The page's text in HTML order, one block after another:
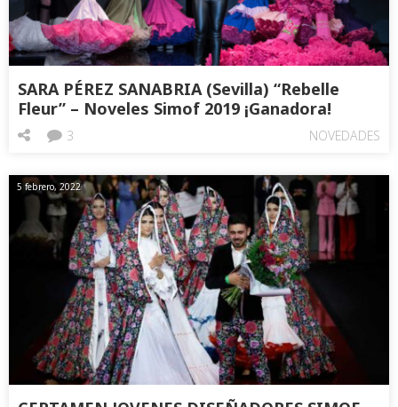
SARA PÉREZ SANABRIA (Sevilla) “Rebelle
Fleur” – Noveles Simof 2019 ¡Ganadora!
NOVEDADES
3
5 febrero, 2022